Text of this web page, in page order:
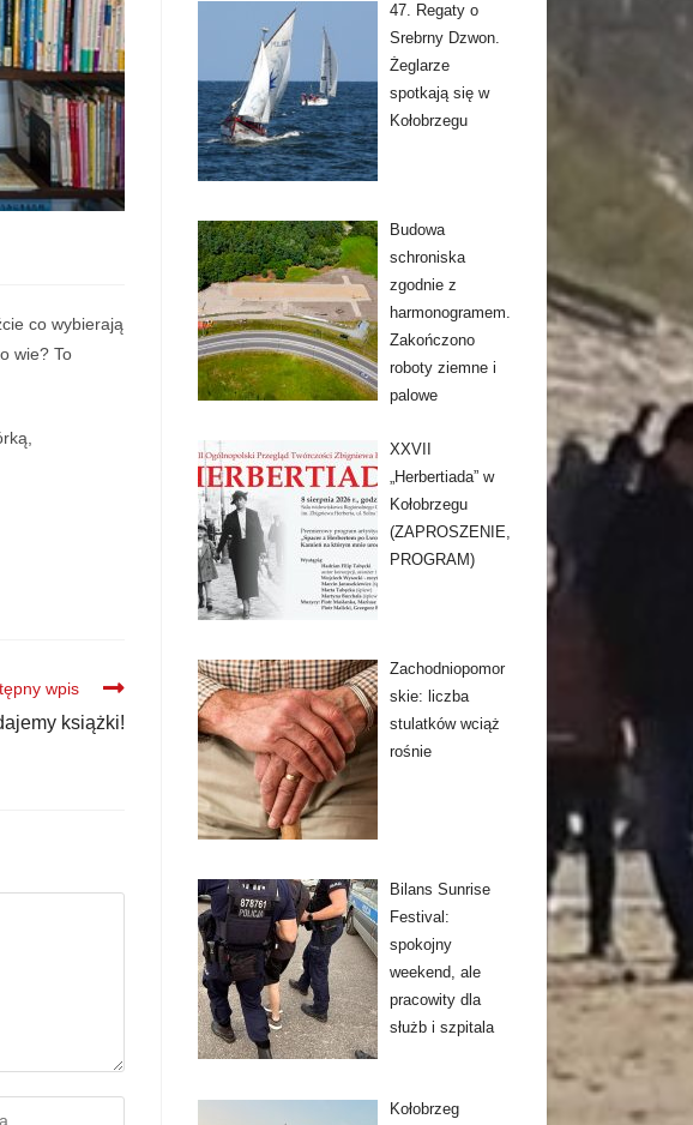
co wybierają
wie? To
wpis
książki!
47. Regaty o
Srebrny Dzwon.
Żeglarze
spotkają się w
Kołobrzegu
Budowa
schroniska
zgodnie z
harmonogramem.
Zakończono
roboty ziemne i
palowe
XXVII
„Herbertiada” w
Kołobrzegu
(ZAPROSZENIE,
PROGRAM)
Zachodniopomor
skie: liczba
stulatków wciąż
rośnie
Bilans Sunrise
Festival:
spokojny
weekend, ale
pracowity dla
służb i szpitala
Kołobrzeg